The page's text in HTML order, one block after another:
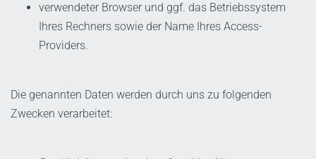
verwendeter Browser und ggf. das Betriebssystem
Ihres Rechners sowie der Name Ihres Access-
Providers.
Die genannten Daten werden durch uns zu folgenden
Zwecken verarbeitet: